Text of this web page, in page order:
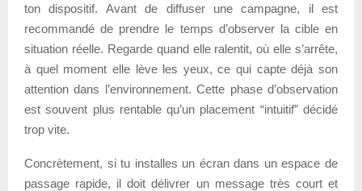
ton dispositif. Avant de diffuser une campagne, il est
recommandé de prendre le temps d’observer la cible en
situation réelle. Regarde quand elle ralentit, où elle s’arrête,
à quel moment elle lève les yeux, ce qui capte déjà son
attention dans l’environnement. Cette phase d’observation
est souvent plus rentable qu’un placement “intuitif” décidé
trop vite.
Concrètement, si tu installes un écran dans un espace de
passage rapide, il doit délivrer un message très court et